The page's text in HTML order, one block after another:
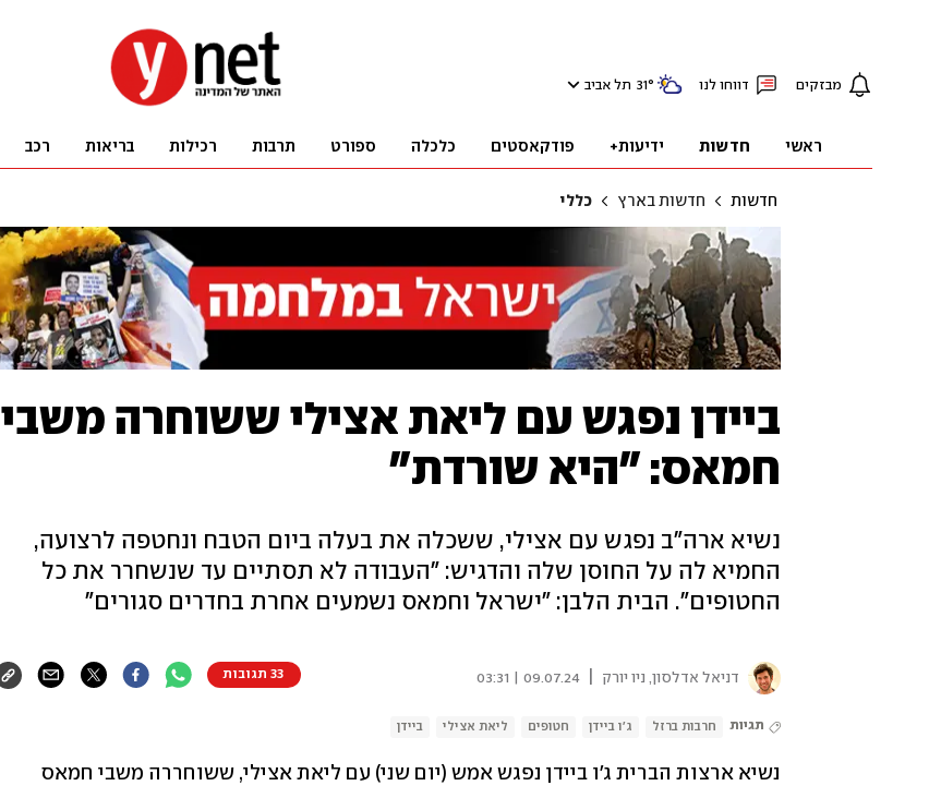
מבזקים דווחו לנו 31° תל אביב
ראשי חדשות ידיעות+ פודקאסטים כלכלה ספורט תרבות רכילות בריאות רכב
חדשות חדשות בארץ כללי
ביידן נפגש עם ליאת אצילי ששוחרה משבי
חמאס: "היא שורדת"
נשיא ארה"ב נפגש עם אצילי, ששכלה את בעלה ביום הטבח ונחטפה לרצועה,
החמיא לה על החוסן שלה והדגיש: "העבודה לא תסתיים עד שנשחרר את כל
החטופים". הבית הלבן: "ישראל וחמאס נשמעים אחרת בחדרים סגורים"
דניאל אדלסון, ניו יורק 09.07.24 | 03:31 33 תגובות
תגיות חרבות ברזל ג'ו ביידן חטופים ליאת אצילי ביידן